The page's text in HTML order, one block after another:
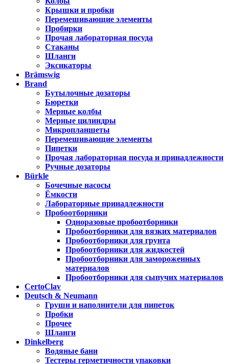
Крышки и пробки
Перемешивающие элементы
Пробирки
Прочая лабораторная посуда
Стаканы
Шланги
Эксикаторы
Brämswig
Brand
Бутылочные дозаторы
Бюретки
Мерные колбы
Мерные цилиндры
Микропланшеты
Перемешивающие элементы
Пипетки
Прочая лабораторная посуда и принадлежности
Ручные дозаторы
Bürkle
Бочечные насосы
Ёмкости
Лабораторные принадлежности
Пробоотборники
Одноразовые пробоотборники
Пробоотборники для вязких материалов
Пробоотборники для грунта
Пробоотборники для жидкостей
Пробоотборники для замороженных
материалов
Пробоотборники для сыпучих материалов
CertoClav
Deutsch & Neumann
Груши и наполнители для пипеток
Пробки
Прочее
Шланги
Dinkelberg
Водяные бани
Тестеры герметичности упаковки